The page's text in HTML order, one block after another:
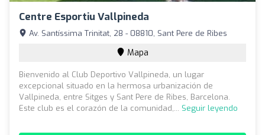
Centre Esportiu Vallpineda
Av. Santíssima Trinitat, 28 - 08810, Sant Pere de Ribes
Mapa
Bienvenido al Club Deportivo Vallpineda, un lugar
excepcional situado en la hermosa urbanización de
Vallpineda, entre Sitges y Sant Pere de Ribes, Barcelona.
Este club es el corazón de la comunidad,... Seguir leyendo